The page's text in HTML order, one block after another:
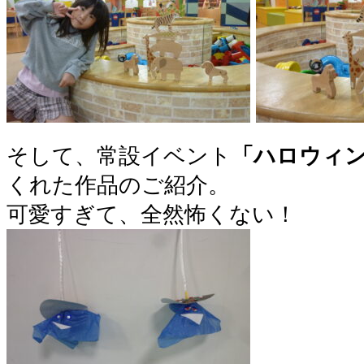
そして、常設イベント
「ハロウィ
くれた作品のご紹介。
可愛すぎて、全然怖くない！